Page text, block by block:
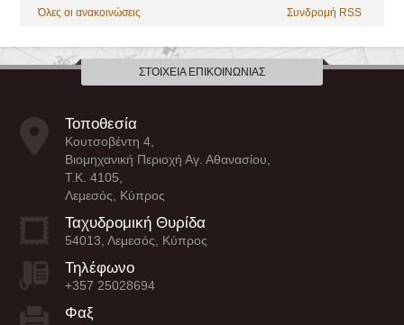
Όλες οι ανακοινώσεις Συνδρομή RSS
ΣΤΟΙΧΕΊΑ ΕΠΙΚΟΙΝΩΝΊΑΣ
Τοποθεσία
Κουτσοβέντη 4,
Βιομηχανική Περιοχή Αγ. Αθανασίου,
Τ.Κ. 4105,
Λεμεσός, Κύπρος
Ταχυδρομική Θυρίδα
54013, Λεμεσός, Κύπρος
Τηλέφωνο
+357 25028694
Φαξ